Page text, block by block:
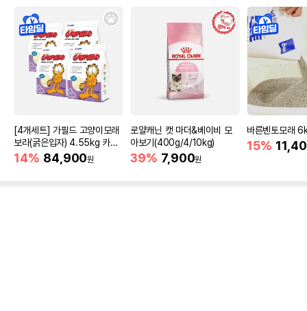
[4개세트] 가필드 고양이모래
보라(굵은입자) 4.55kg 카사
바모래
14% 84,900원
로얄캐닌 캣 마더&베이비 모
아보기(400g/4/10kg)
39% 7,900원
바른벤토모래
15%